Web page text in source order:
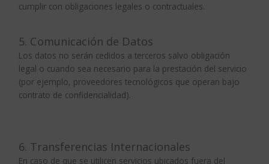
cumplir con obligaciones legales o contractuales.
5. Comunicación de Datos
Los datos no serán cedidos a terceros salvo obligación
legal o cuando sea necesario para la prestación del servicio
(por ejemplo, proveedores tecnológicos que operan bajo
contrato de confidencialidad).
6. Transferencias Internacionales
En caso de que se utilicen servicios ubicados fuera del